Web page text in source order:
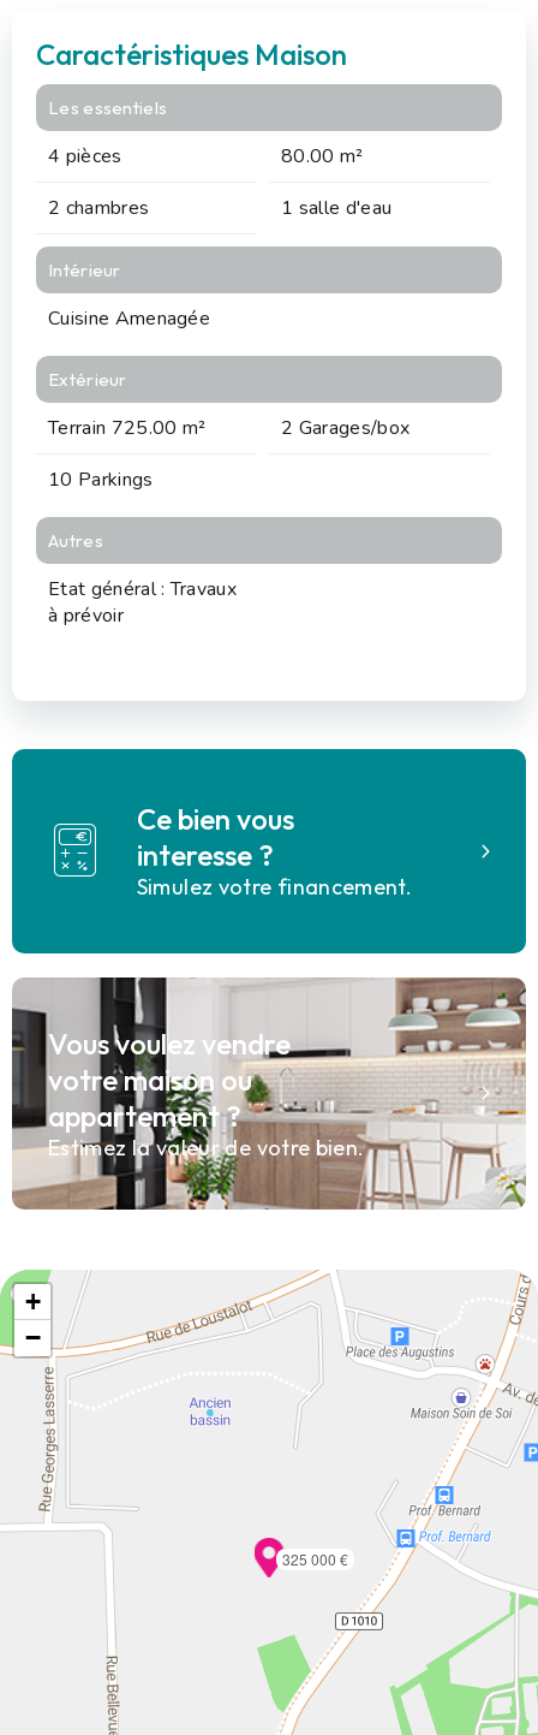
Caractéristiques Maison
Les essentiels
4 pièces
80.00 m²
2 chambres
1 salle d'eau
Intérieur
Cuisine Amenagée
Extérieur
Terrain 725.00 m²
2 Garages/box
10 Parkings
Autres
Etat général : Travaux
à prévoir
Ce bien vous
interesse ?
Simulez votre financement.
Vous voulez vendre
votre maison ou
appartement ?
Estimez la valeur de votre bien.
325 000 €
+
−